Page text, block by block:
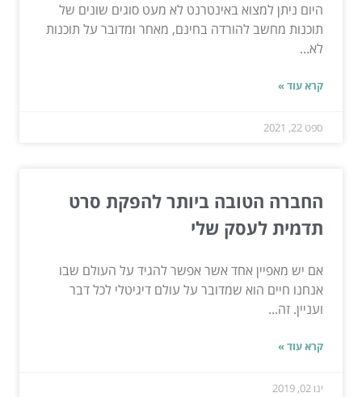
היום ניתן למצוא באינטרנט לא מעט סוגים שונים של
תוכנות מחשב להורדה בחינם, מאחר ומדובר על תוכנות
לא...
קרא עוד »
ספט 22, 2021
החברה הטובה ביותר להפקת סרט
תדמית לעסק שלי
אם יש מאפיין אחד אשר אפשר להגיד על העולם שבו
אנחנו חיים הוא שמדובר על עולם דיגיטלי לכל דבר
ועניין. זה...
קרא עוד »
ינו 02, 2019